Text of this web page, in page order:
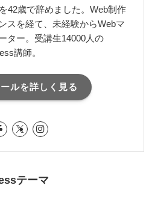
42歳で辞めました。Web制作
スを経て、未経験からWebマ
ター。受講生14000人の
講師。
ルを詳しく見る
テーマ